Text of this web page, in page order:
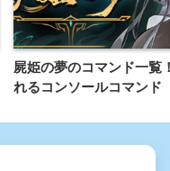
屍姫の夢のコマンド一覧
れるコンソールコマンド